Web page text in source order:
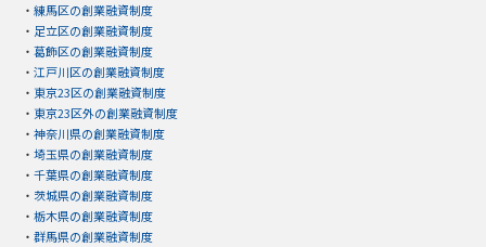
・ 練馬区の創業融資制度
・ 足立区の創業融資制度
・ 葛飾区の創業融資制度
・ 江戸川区の創業融資制度
・ 東京23区の創業融資制度
・ 東京23区外の創業融資制度
・ 神奈川県の創業融資制度
・ 埼玉県の創業融資制度
・ 千葉県の創業融資制度
・ 茨城県の創業融資制度
・ 栃木県の創業融資制度
・ 群馬県の創業融資制度